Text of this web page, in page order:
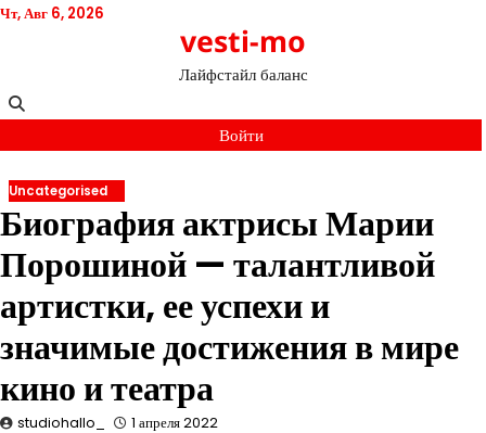
Перейти
Чт, Авг 6, 2026
vesti-mo
Лайфстайл баланс
Войти
Uncategorised
Биография актрисы Марии
Порошиной — талантливой
артистки, ее успехи и
значимые достижения в мире
кино и театра
studiohallo_ 1 апреля 2022